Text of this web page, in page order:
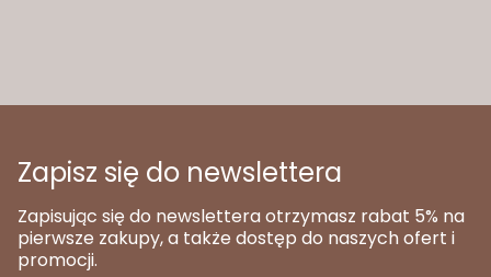
Zapisz się do newslettera
Zapisując się do newslettera otrzymasz rabat 5% na
pierwsze zakupy, a także dostęp do naszych ofert i
promocji.